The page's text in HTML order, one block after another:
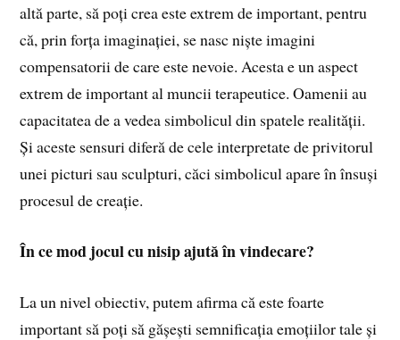
altă parte, să poți crea este extrem de important, pentru
că, prin forța imaginației, se nasc niște imagini
compensatorii de care este nevoie. Acesta e un aspect
extrem de important al muncii terapeutice. Oamenii au
capacitatea de a vedea simbolicul din spatele realității.
Și aceste sensuri diferă de cele interpretate de privitorul
unei picturi sau sculpturi, căci simbolicul apare în însuși
procesul de creație.
În ce mod jocul cu nisip ajută în vindecare?
La un nivel obiectiv, putem afirma că este foarte
important să poți să gășești semnificația emoțiilor tale și